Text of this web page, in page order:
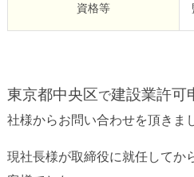
資格等
東京都中央区 で建設業許可
社様からお問い合わせを頂きま
現社長様が取締役に就任してか